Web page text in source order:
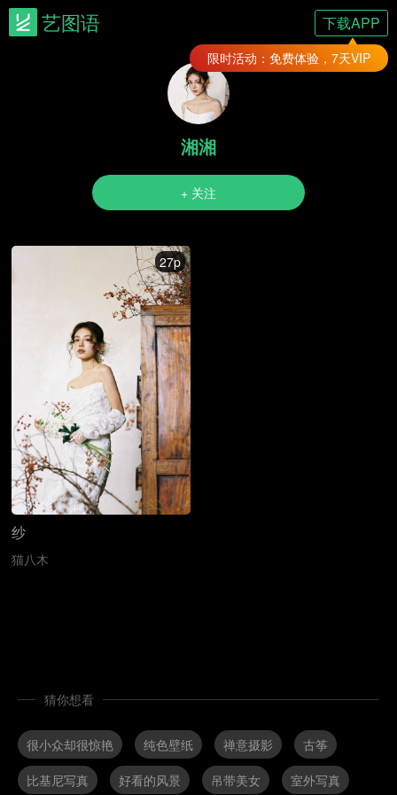
艺图语 下载APP
限时活动：免费体验，7天VIP
湘湘
+ 关注
27p
纱
猫八木
猜你想看
很小众却很惊艳 纯色壁纸 禅意摄影
古筝
比基尼写真
好看的风景 吊带美女 室外写真